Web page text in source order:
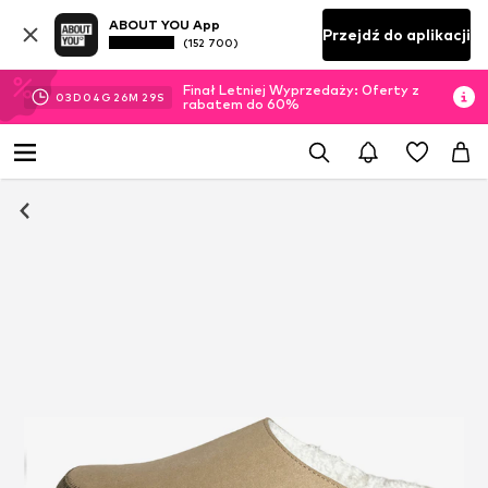
ABOUT YOU App
(152 700) Przejdź do aplikacji
03D 04 G 26M 28S
Finał Letniej Wyprzedaży: Oferty z
rabatem do 60%